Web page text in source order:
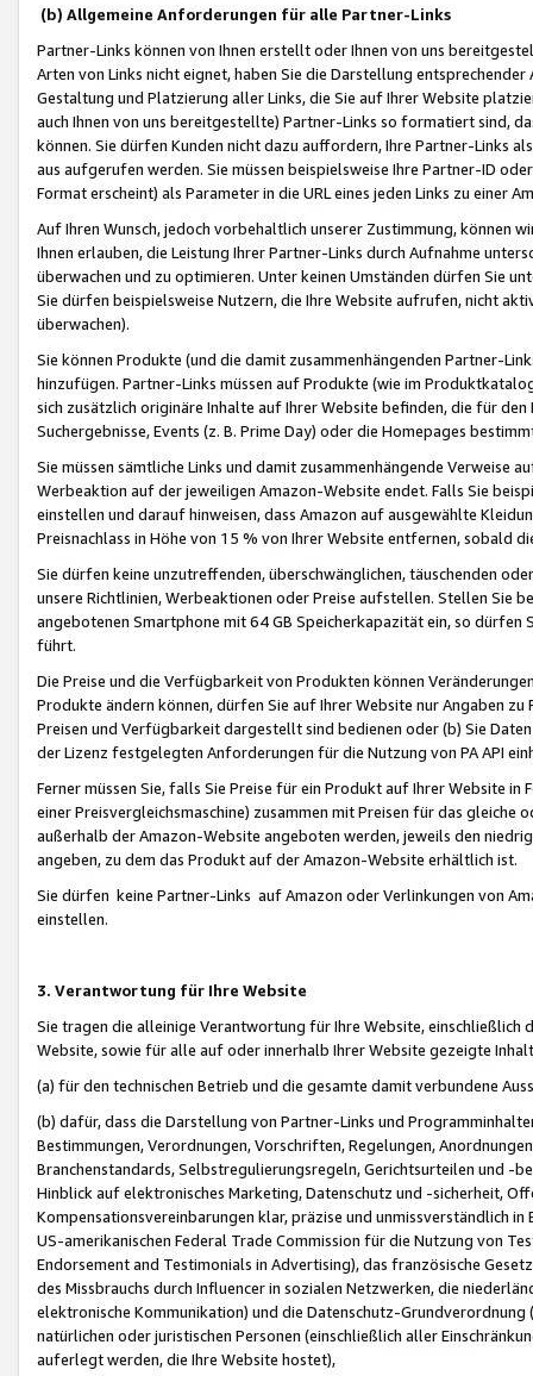
(b) Allgemeine Anforderungen für alle Partner-Links
Partner-Links können von Ihnen erstellt oder Ihnen von uns
Arten von Links nicht eignet, haben Sie die Darstellung
Gestaltung und Platzierung aller Links, die Sie auf Ihrer Website
auch Ihnen von uns bereitgestellte) Partner-Links so formatiert sind,
können. Sie dürfen Kunden nicht dazu auffordern, Ihre Partner-Links
aus aufgerufen werden. Sie müssen beispielsweise Ihre Partner-ID
Format erscheint) als Parameter in die URL eines jeden Links zu einer
Auf Ihren Wunsch, jedoch vorbehaltlich unserer Zustimmung, können
Ihnen erlauben, die Leistung Ihrer Partner-Links durch Aufnahme
überwachen und zu optimieren. Unter keinen Umständen dürfen Sie
Sie dürfen beispielsweise Nutzern, die Ihre Website aufrufen, nicht
überwachen).
Sie können Produkte (und die damit zusammenhängenden Partner-
hinzufügen. Partner-Links müssen auf Produkte (wie im
sich zusätzlich originäre Inhalte auf Ihrer Website befinden, die für
Suchergebnisse, Events (z. B. Prime Day) oder die Homepages
Sie müssen sämtliche Links und damit zusammenhängende
Werbeaktion auf der jeweiligen Amazon-Website endet. Falls Sie
einstellen und darauf hinweisen, dass Amazon auf ausgewählte
Preisnachlass in Höhe von 15 % von Ihrer Website entfernen, sobald
Sie dürfen keine unzutreffenden, überschwänglichen, täuschenden
unsere Richtlinien, Werbeaktionen oder Preise aufstellen. Stellen Sie
angebotenen Smartphone mit 64 GB Speicherkapazität ein, so dürfen
führt.
Die Preise und die Verfügbarkeit von Produkten können
Produkte ändern können, dürfen Sie auf Ihrer Website nur Angaben
Preisen und Verfügbarkeit dargestellt sind bedienen oder (b) Sie
der Lizenz festgelegten Anforderungen für die Nutzung von PA API
Ferner müssen Sie, falls Sie Preise für ein Produkt auf Ihrer Website
einer Preisvergleichsmaschine) zusammen mit Preisen für das
außerhalb der Amazon-Website angeboten werden, jeweils den
angeben, zu dem das Produkt auf der Amazon-Website erhältlich ist.
Sie dürfen keine Partner-Links auf Amazon oder Verlinkungen von
einstellen.
3. Verantwortung für Ihre Website
Sie tragen die alleinige Verantwortung für Ihre Website,
Website, sowie für alle auf oder innerhalb Ihrer Website gezeigte
(a) für den technischen Betrieb und die gesamte damit verbundene
(b) dafür, dass die Darstellung von Partner-Links und
Bestimmungen, Verordnungen, Vorschriften, Regelungen,
Branchenstandards, Selbstregulierungsregeln, Gerichtsurteilen und -
Hinblick auf elektronisches Marketing, Datenschutz und -sicherheit,
Kompensationsvereinbarungen klar, präzise und unmissverständlich
US-amerikanischen Federal Trade Commission für die Nutzung von
Endorsement and Testimonials in Advertising), das französische
des Missbrauchs durch Influencer in sozialen Netzwerken, die
elektronische Kommunikation) und die Datenschutz-
natürlichen oder juristischen Personen (einschließlich aller
auferlegt werden, die Ihre Website hostet),